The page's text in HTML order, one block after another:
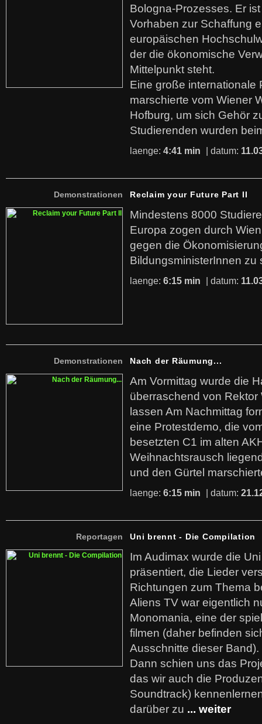
Bologna-Prozesses. Er
Vorhaben zur Schaffung
europäischen
der die ökonomische
Mittelpunkt steht.
Eine große internationale
marschierte vom Wiener
Hofburg, um sich Gehör
Studierenden wurden
laenge: 4:41 min | datum:
Demonstrationen Reclaim your Future Part II
Mindestens 8000
Europa zogen durch
gegen die
BildungsministerInnen zu
laenge: 6:15 min | datum:
Demonstrationen Nach der Räumung...
Am Vormittag wurde die
überraschend von Rektor
lassen Am Nachmittag
eine Protestdemo, die
besetzten C1 im alten
Weihnachtsrausch
und den Gürtel
laenge: 6:15 min | datum:
Reportagen Uni brennt - Die Compilation
Im Audimax wurde die
präsentiert, die Lieder
Richtungen zum Thema
Aliens TV war eigentlich
Monomania, eine der
filmen (daher befinden
Ausschnitte dieser Band).
Dann schien uns das
das wir auch die
Soundtrack)
darüber zu ... weiter